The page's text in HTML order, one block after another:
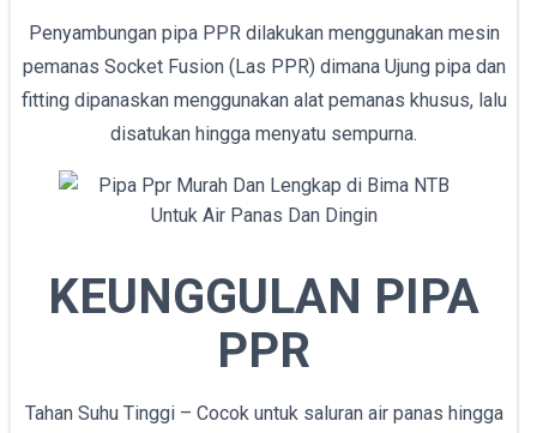
Penyambungan pipa PPR dilakukan menggunakan mesin
pemanas Socket Fusion (Las PPR) dimana Ujung pipa dan
fitting dipanaskan menggunakan alat pemanas khusus, lalu
disatukan hingga menyatu sempurna.
KEUNGGULAN PIPA
PPR
Tahan Suhu Tinggi – Cocok untuk saluran air panas hingga